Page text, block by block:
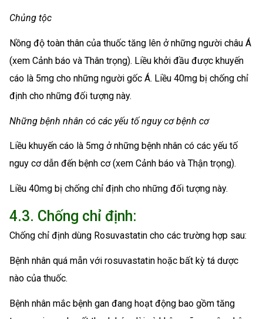
Chủng tộc
Nồng độ toàn thân của thuốc tăng lên ở những người châu Á
(xem Cảnh báo và Thân trọng). Liều khởi đầu được khuyến
cáo là 5mg cho những người gốc Á. Liều 40mg bị chống chỉ
định cho những đối tượng này.
Những bệnh nhân có các yếu tố nguy cơ bệnh cơ
Liều khuyến cáo là 5mg ở những bệnh nhân có các yếu tố
nguy cơ dẫn đến bệnh cơ (xem Cảnh báo và Thận trọng).
Liều 40mg bị chống chỉ định cho những đối tượng này.
4.3. Chống chỉ định:
Chống chỉ định dùng Rosuvastatin cho các trường hợp sau:
Bệnh nhân quá mẫn với rosuvastatin hoặc bất kỳ tá dược
nào của thuốc.
Bệnh nhân mắc bệnh gan đang hoạt động bao gồm tăng